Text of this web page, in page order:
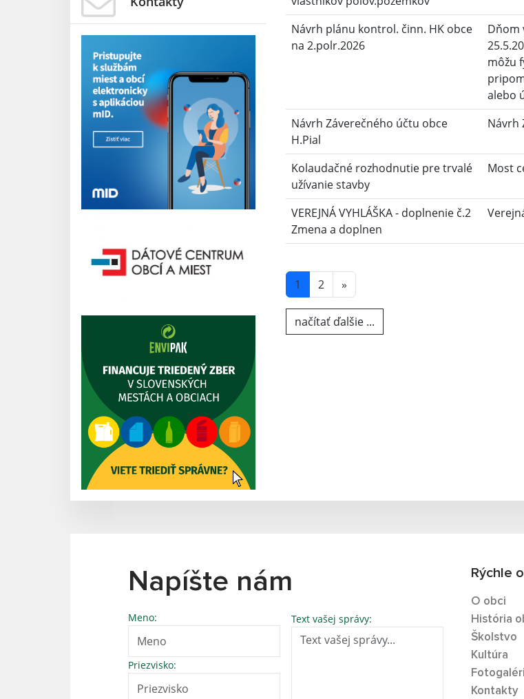
Návrh plánu kontrol. činn. HK obce
na 2.polr.2026
Dňom
môžu
alebo
Návrh Záverečného účtu obce
H.Pial
Návrh
Kolaudačné rozhodnutie pre trvalé
užívanie stavby
Most
VEREJNÁ VYHLÁŠKA - doplnenie č.2
Zmena a doplnen
1
2 »
načítať ďalšie ...
Napíšte nám
Meno:
Priezvisko:
Text vašej správy:
Rýchle
O obci
História
Školstvo
Kultúra
Kontakty